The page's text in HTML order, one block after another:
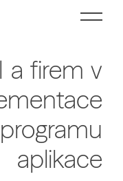
a firem v